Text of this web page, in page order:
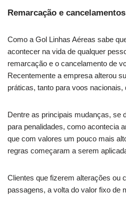
Remarcação e
Como a Gol Linhas Aéreas sabe
acontecer na vida de qualquer
remarcação e o cancelamento de
Recentemente a empresa alterou
práticas, tanto para voos nacionais,
Dentre as principais mudanças, se
para penalidades, como acontecia
que com valores um pouco mais
regras começaram a serem
Clientes que fizerem alterações ou
passagens, a volta do valor fixo de